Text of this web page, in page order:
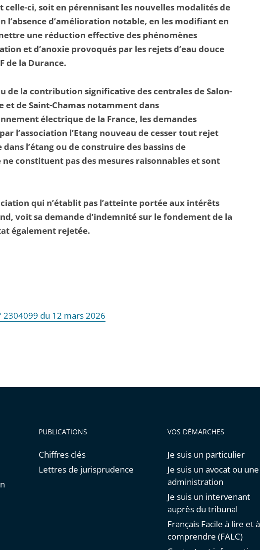
celle-ci, soit en pérennisant les nouvelles modalités de
l’absence d’amélioration notable, en les modifiant en
une réduction effective des phénomènes
et d’anoxie provoqués par les rejets d’eau douce
de la Durance.
de la contribution significative des centrales de Salon-
et de Saint-Chamas notamment dans
électrique de la France, les demandes
l’association l’Etang nouveau de cesser tout rejet
dans l’étang ou de construire des bassins de
constituent pas des mesures raisonnables et sont
qui n’établit pas l’atteinte portée aux intérêts
voit sa demande d’indemnité sur le fondement de la
également rejetée.
2304099 du 12 mars 2026
PUBLICATIONS
Chiffres clés
Lettres de jurisprudence
VOS DÉMARCHES
Je suis un particulier
Je suis un avocat ou une
administration
Je suis un intervenant
auprès du tribunal
Français Facile à lire et à
comprendre (FALC)